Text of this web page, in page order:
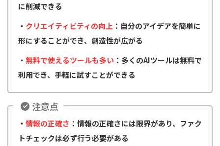
に削減できる
・ クリエイティビティの向上 ：自分のアイデアを簡単に
形にすることができ、創造性が広がる
・ 無料で使えるツールも多い ：多くのAIツールは無料で
利用でき、手軽に試すことができる
注意点
・ 情報の正確さ ：情報の正確さには限界があり、ファク
トチェックは必ず行う必要がある